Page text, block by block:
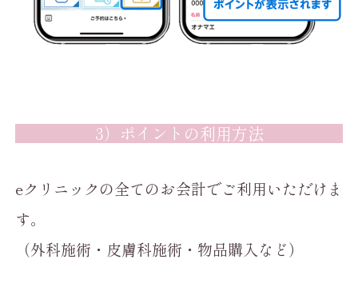
3）ポイントの利用方法
eクリニックの全てのお会計でご利用いただけま
す。
（外科施術・皮膚科施術・物品購入など）